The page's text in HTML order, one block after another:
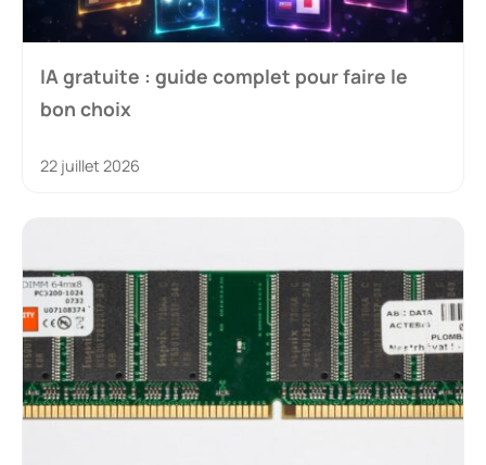
IA gratuite : guide complet pour faire le
bon choix
22 juillet 2026